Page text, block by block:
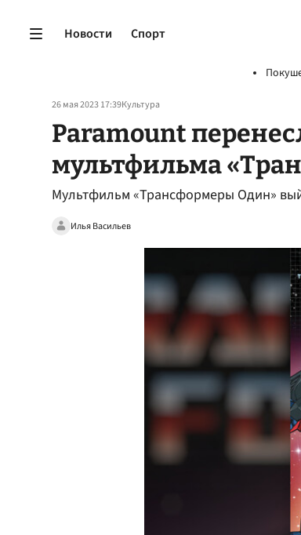
Новости Спорт
26 мая 2023 17:39Культура
Paramount
мультфильма
Мультфильм «Трансформеры Один»
Илья Васильев